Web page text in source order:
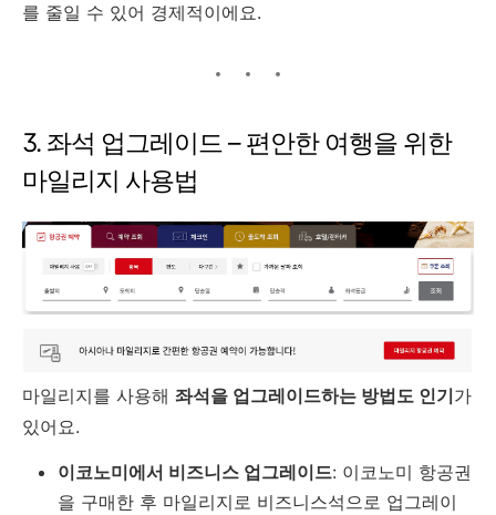
를 줄일 수 있어 경제적이에요.
3. 좌석 업그레이드 – 편안한 여행을 위한
마일리지 사용법
마일리지를 사용해 좌석을 업그레이드하는 방법도 인기가
있어요.
이코노미에서 비즈니스 업그레이드: 이코노미 항공권
을 구매한 후 마일리지로 비즈니스석으로 업그레이